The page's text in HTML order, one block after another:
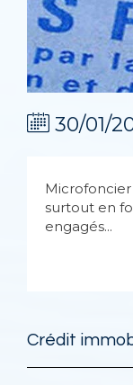
30/01/
surtout en
engagés...
Crédit